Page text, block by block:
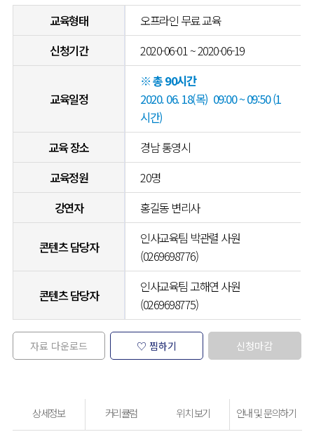
교육형태
오프라인 무료 교육
신청기간
2020-06-01 ~ 2020-06-19
교육일정
※ 총 90시간
2020. 06. 18(목) 09:00 ~ 09:50 (1
시간)
교육 장소
경남 통영시
교육정원
20명
강연자
홍길동 변리사
콘텐츠 담당자
인사교육팀 박관렬 사원
(0269698776)
콘텐츠 담당자
인사교육팀 고해연 사원
(0269698775)
자료 다운로드 ♡ 찜하기 신청마감
상세정보 커리큘럼 위치 보기 안내 및 문의하기